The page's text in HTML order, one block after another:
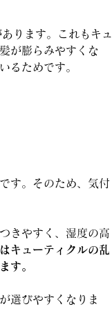
ります。これもキュ
が膨らみやすくな
るためです。
す。そのため、気付
きやすく、湿度の高
キューティクルの乱
す。
選びやすくなりま